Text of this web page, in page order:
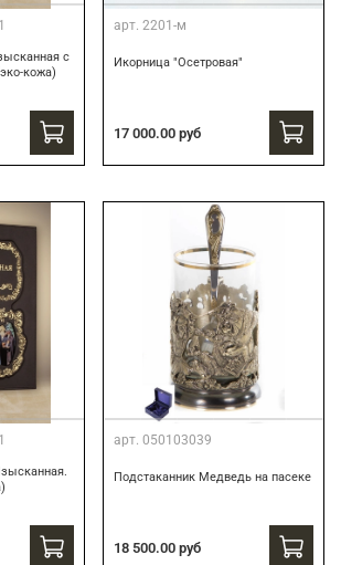
с
кожа)
арт. 2201-м
Икорница "Осетровая"
17 000.00 руб
арт. 050103039
Подстаканник Медведь на пасеке
18 500.00 руб